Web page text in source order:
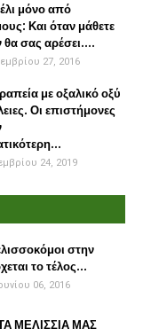
μόνο από
Και όταν μάθετε
θα σας αρέσει....
27, 2016
με οξαλικό οξύ
Οι επιστήμονες
24, 2019
στην
το τέλος...
06, 2016
ΜΕΛΙΣΣΙΑ ΜΑΣ